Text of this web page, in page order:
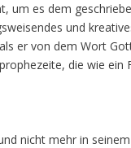
um es dem
und
er von dem Wort
die wie ein
nicht mehr in